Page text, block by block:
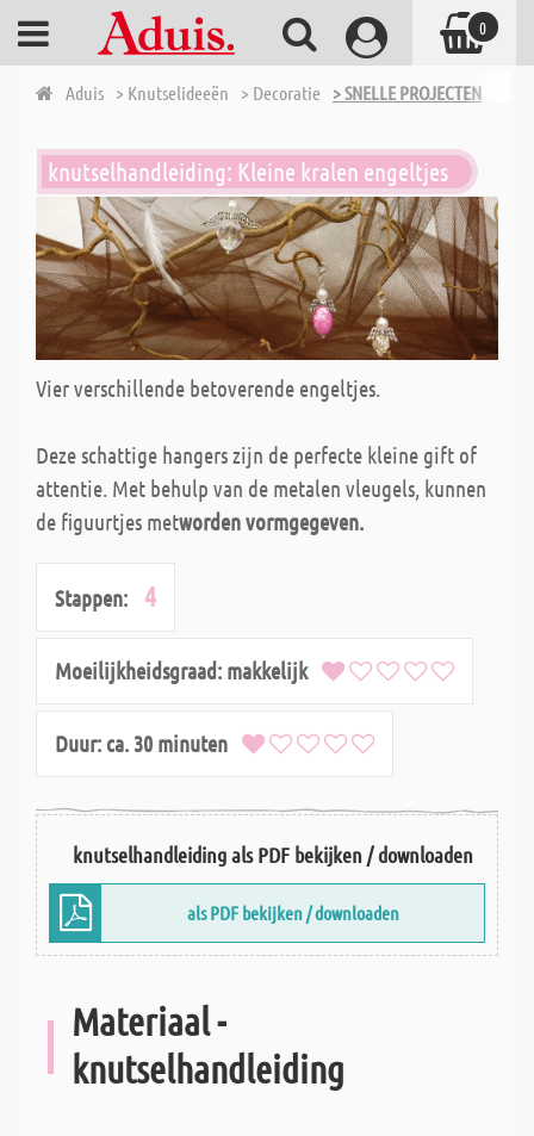
Aduis > Knutselideeën > Decoratie > SNELLE PROJECTEN
knutselhandleiding: Kleine kralen engeltjes
Vier verschillende betoverende engeltjes.
Deze schattige hangers zijn de perfecte kleine gift of
attentie. Met behulp van de metalen vleugels, kunnen
de figuurtjes metworden vormgegeven.
Stappen: 4
Moeilijkheidsgraad: makkelijk
Duur: ca. 30 minuten
knutselhandleiding als PDF bekijken / downloaden
als PDF bekijken / downloaden
Materiaal -
knutselhandleiding
0